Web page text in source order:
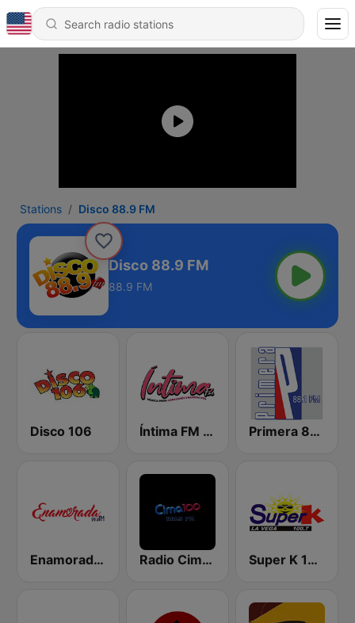
Stations Disco 88.9 FM
Disco 88.9 FM
88.9 FM
Disco 106 Íntima FM Santiago Primera 88.1 FM
Enamorada 99.9 FM Radio Cima 100.5 FM Super K 100.7 FM